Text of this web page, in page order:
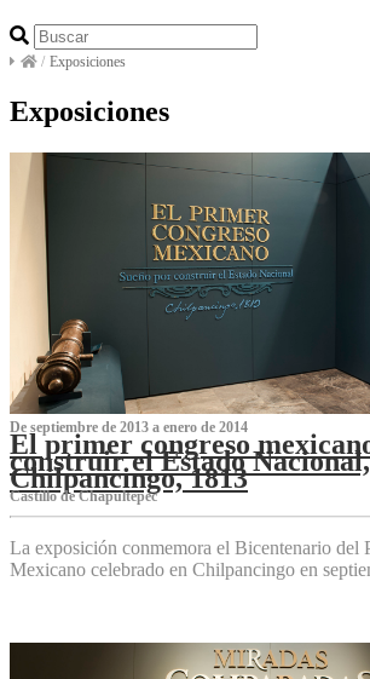
/ Exposiciones
Exposiciones
De septiembre de 2013 a enero de 2014
El primer congreso
construir el Estado Nacional,
Chilpancingo, 1813
Castillo de Chapultepec
La exposición conmemora el Bicentenario del
Mexicano celebrado en Chilpancingo en